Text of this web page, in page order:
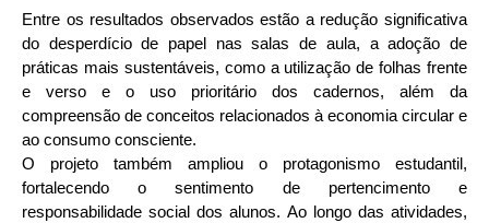
Entre os resultados observados estão a redução significativa
do desperdício de papel nas salas de aula, a adoção de
práticas mais sustentáveis, como a utilização de folhas frente
e verso e o uso prioritário dos cadernos, além da
compreensão de conceitos relacionados à economia circular e
ao consumo consciente.
O projeto também ampliou o protagonismo estudantil,
fortalecendo o sentimento de pertencimento e
responsabilidade social dos alunos. Ao longo das atividades,